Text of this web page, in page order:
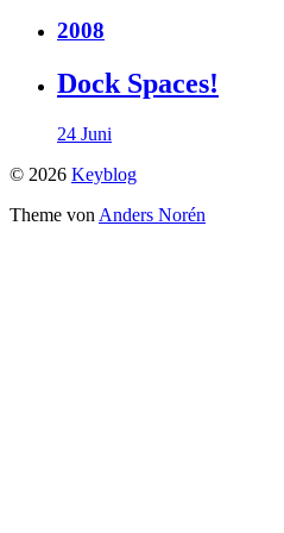
2008
Dock Spaces!
24 Juni
© 2026 Keyblog
Theme von Anders Norén